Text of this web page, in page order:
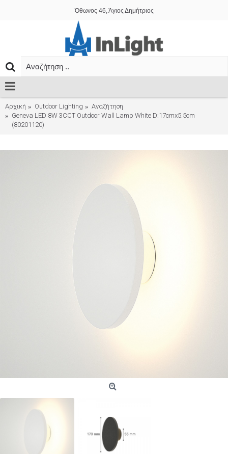
Όθωνος 46, Άγιος Δημήτριος
Αρχική Outdoor Lighting
Αναζήτηση
Geneva LED 8W 3CCT Outdoor Wall Lamp White D:17cmx5.5cm
(80201120)